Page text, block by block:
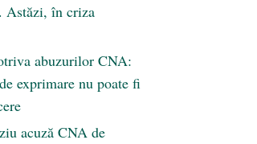
Astăzi, în criza
abuzurilor CNA:
exprimare nu poate fi
acuză CNA de